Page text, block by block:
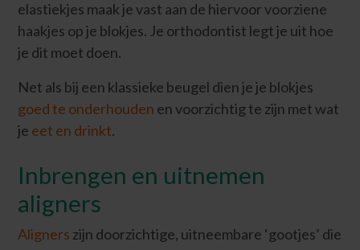
elastiekjes maak je vast aan de hiervoor voorziene
haakjes op je blokjes. Je orthodontist legt je uit hoe
je dit moet doen.
Net als bij een klassieke beugel dien je je blokjes
goed te onderhouden en voorzichtig te zijn met wat
je eet en drinkt.
Inbrengen en uitnemen
aligners
Aligners zijn doorzichtige, uitneembare ‘gootjes’ die